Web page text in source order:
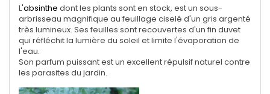
L'absinthe dont les plants sont en stock, est un sous-
arbrisseau magnifique au feuillage ciselé d'un gris argenté
très lumineux. Ses feuilles sont recouvertes d'un fin duvet
qui réfléchit la lumière du soleil et limite l'évaporation de
l'eau.
Son parfum puissant est un excellent répulsif naturel contre
les parasites du jardin.